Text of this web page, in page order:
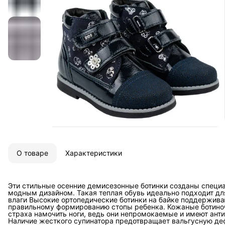
О товаре Характеристики
Эти стильные осенние демисезонные ботинки созданы
модным дизайном. Такая теплая обувь идеально подходит
влаги Высокие ортопедические ботинки на байке
правильному формированию стопы ребенка. Кожаные
страха намочить ноги, ведь они непромокаемые и имеют
Наличие жесткого супинатора предотвращает вальгусную